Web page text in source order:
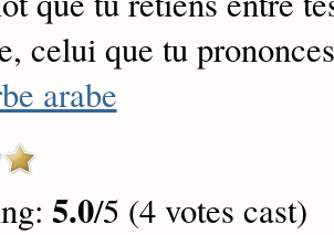
celui que tu
arabe
5.0/5 (4 votes cast)